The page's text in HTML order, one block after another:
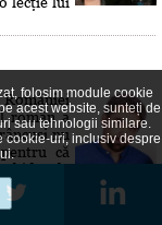
român a
nu
că
ale
folosim module cookie
acest website, sunteți de
sau tehnologii similare.
cookie-uri, inclusiv despre